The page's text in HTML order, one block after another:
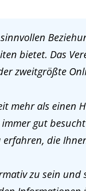
bietet. Das
zweitgrößte
mehr als einen
gut
die
zu sein